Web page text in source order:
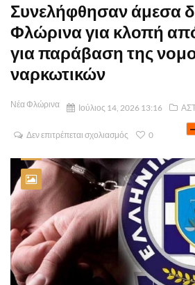
Συνελήφθησαν άμεσα
Φλώρινα για κλοπή από
για παράβαση της
ναρκωτικών
Νέα Φλώρινα Ιούλιος 14, 2026 13:16
Δεν επιτρέπεται σχολιασμός 0